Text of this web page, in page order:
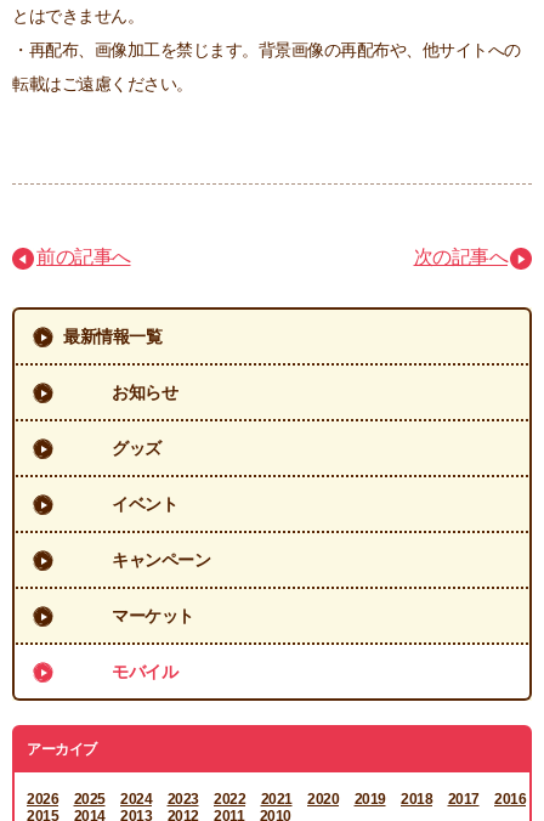
とはできません。
・再配布、画像加工を禁じます。背景画像の再配布や、他サイトへの
転載はご遠慮ください。
前の記事へ 次の記事へ
最新情報一覧
お知らせ
グッズ
イベント
キャンペーン
マーケット
モバイル
アーカイブ
2026 2025 2024 2023 2022 2021 2020 2019 2018 2017
2016
2015
2014 2013 2012 2011 2010